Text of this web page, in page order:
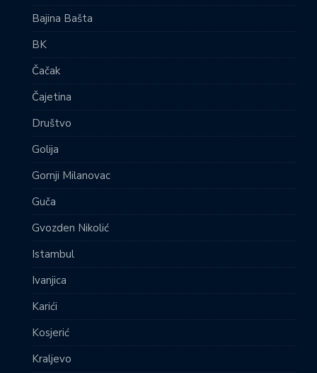
Bajina Bašta
BK
Čačak
Čajetina
Društvo
Golija
Gornji Milanovac
Guča
Gvozden Nikolić
Istambul
Ivanjica
Karići
Kosjerić
Kraljevo